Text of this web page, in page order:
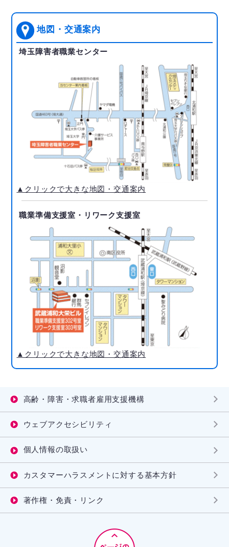
地図・交通案内
埼玉障害者職業センター
▲クリックで大きな地図・交通案内
職業準備支援室・リワーク支援室
▲クリックで大きな地図・交通案内
高齢・障害・求職者雇用支援機構
ウェブアクセシビリティ
個人情報の取扱い
カスタマーハラスメントに対する基本方針
著作権・免責・リンク